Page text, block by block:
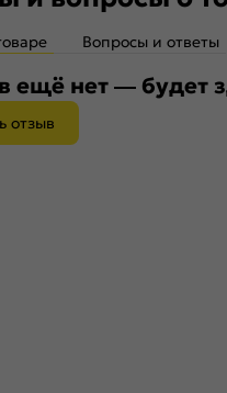
Вопросы и ответы
ещё нет — будет
отзыв